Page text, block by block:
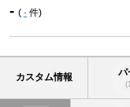
- ( - 件)
カスタム情報 パ